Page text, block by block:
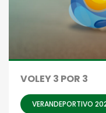
VOLEY 3 POR 3
VERANDEPORTIVO